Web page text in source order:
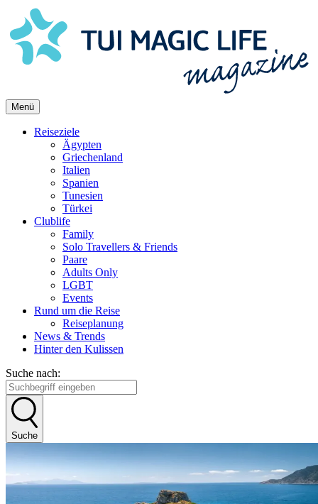
content
Menü
Reiseziele
Ägypten
Griechenland
Italien
Spanien
Tunesien
Türkei
Clublife
Family
Solo Travellers & Friends
Paare
Adults Only
LGBT
Events
Rund um die Reise
Reiseplanung
News & Trends
Hinter den Kulissen
Suche nach:
Suche